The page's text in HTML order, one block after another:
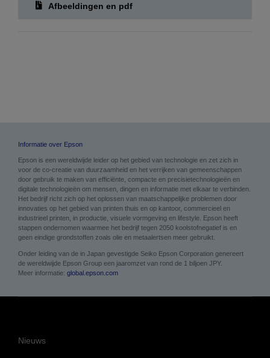
Afbeeldingen en pdf
Informatie over Epson
Epson is een wereldwijde leider op het gebied van technologie en zet zich in
voor de co-creatie van duurzaamheid en het verrijken van gemeenschappen
door gebruik te maken van efficiënte, compacte en precisietechnologieën en
digitale technologieën om mensen, dingen en informatie met elkaar te verbinden.
Het bedrijf richt zich op het oplossen van maatschappelijke problemen door
innovaties op het gebied van printen thuis en op kantoor, commercieel en
industrieel printen, in productie, visuele vormgeving en lifestyle. Epson heeft
stappen ondernomen waarmee het bedrijf tegen 2050 koolstofnegatief is en
geen eindige grondstoffen zoals olie en metaalertsen meer gebruikt.
Onder leiding van de in Japan gevestigde Seiko Epson Corporation genereert
de wereldwijde Epson Group een jaaromzet van rond de 1 biljoen JPY.
Meer informatie: global.epson.com
Nieuws